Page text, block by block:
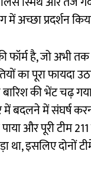
अच्छा प्रदर्शन
फॉर्म है, जो अभी
का पूरा फायदा
की भेंट चढ़
बदलने में संघर्ष
और पूरी टीम
इसलिए दोनों